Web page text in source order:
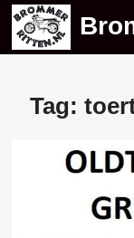
Skip
content
Tag: